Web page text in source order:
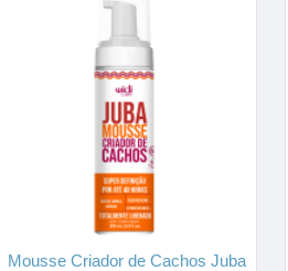
Mousse Criador de Cachos Juba